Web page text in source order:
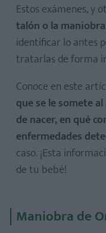
Estos exámenes, y
talón o la
identificar lo antes
tratarlas de forma
Conoce en este
que se le somete
de nacer, en qué
enfermedades
caso. ¡Esta
de tu bebé!
Maniobra de